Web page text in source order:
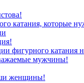
катания, которые
фигурного катания
мужчины!
женщины!